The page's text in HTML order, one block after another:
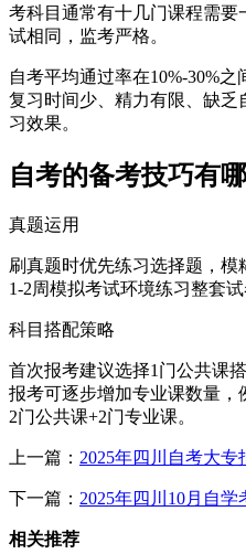
考科目通常有十几门课程需
试相同，‌监考严格。‌
自考平均通过率在10%-30%
复习时间少、‌精力有限、‌缺
习效果。‌
自考的备考技巧有
真题运用
刷真题时优先练习选择题，
1-2周模拟考试环境练习整套试
科目搭配策略
首次报考建议选择1门公共课
报考可逐步增加专业课数量，
2门公共课+2门专业课。
上一篇： 2025年四川自考大
下一篇： 2025年四川10月自
相关推荐